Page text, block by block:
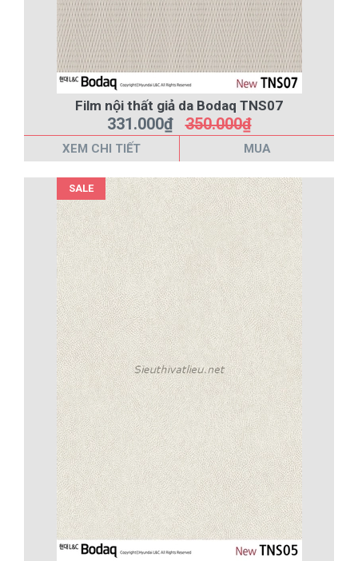
Film nội thất giả da Bodaq TNS07
331.000₫350.000₫
XEM CHI TIẾT MUA
SALE